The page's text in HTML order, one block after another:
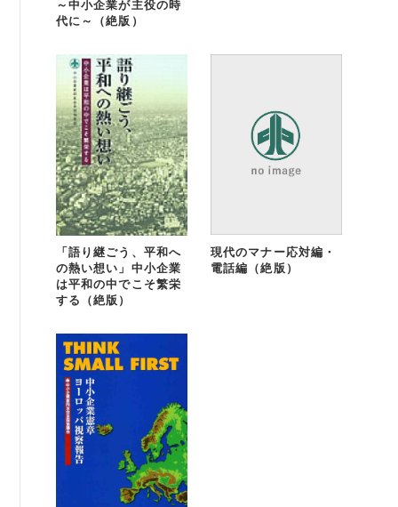
～中小企業が主役の時
代に～（絶版）
「語り継ごう、平和へ
の熱い想い」中小企業
は平和の中でこそ繁栄
する（絶版）
現代のマナー応対編・
電話編（絶版）